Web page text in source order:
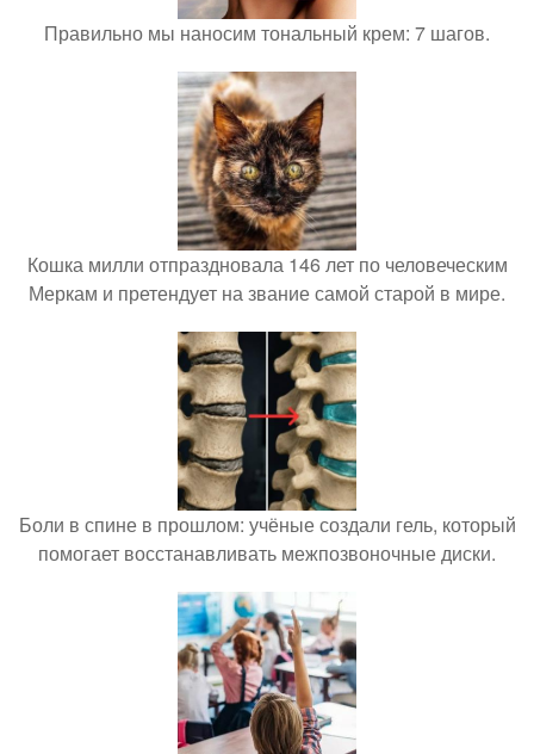
Правильно мы наносим тональный крем: 7 шагов.
Кошка милли отпраздновала 146 лет по человеческим
Меркам и претендует на звание самой старой в мире.
Боли в спине в прошлом: учёные создали гель, который
помогает восстанавливать межпозвоночные диски.